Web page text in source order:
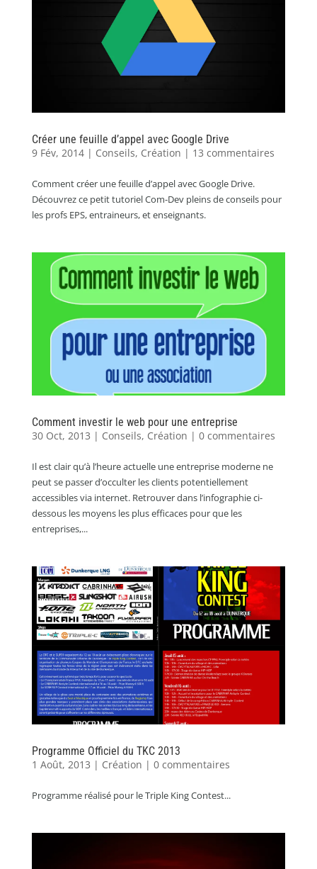
Créer une feuille d’appel avec Google Drive
9 Fév, 2014| Conseils, Création | 13 commentaires
Comment créer une feuille d’appel avec Google Drive.
Découvrez ce petit tutoriel Com-Dev pleins de conseils pour
les profs EPS, entraineurs, et enseignants.
Comment investir le web pour une entreprise
30 Oct, 2013 | Conseils, Création | 0 commentaires
Il est clair qu’à l’heure actuelle une entreprise moderne ne
peut se passer d’occulter les clients potentiellement
accessibles via internet. Retrouver dans l’infographie ci-
dessous les moyens les plus efficaces pour que les
entreprises,...
Programme Officiel du TKC 2013
1 Août, 2013 | Création | 0 commentaires
Programme réalisé pour le Triple King Contest...